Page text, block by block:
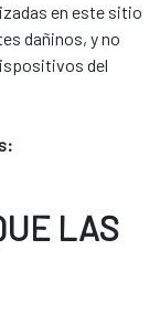
en este sitio
dañinos, y no
del
LAS